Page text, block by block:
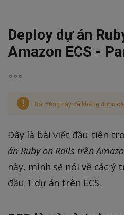
Deploy dự án
Amazon ECS -
Bài đăng này đã không được
Đây là bài viết đầu tiên
án Ruby on Rails trên
này, mình sẽ nói về các
đầu 1 dự án trên ECS.